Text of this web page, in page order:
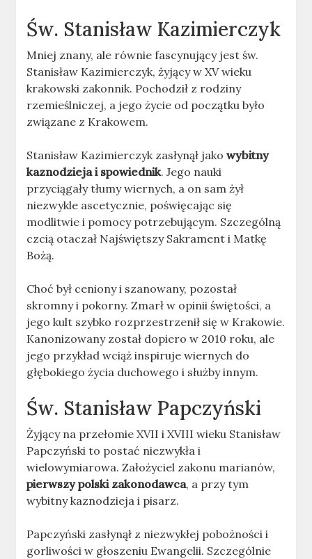
Św. Stanisław Kazimierczyk
Mniej znany, ale równie fascynujący jest św.
Stanisław Kazimierczyk, żyjący w XV wieku
krakowski zakonnik. Pochodził z rodziny
rzemieślniczej, a jego życie od początku było
związane z Krakowem.
Stanisław Kazimierczyk zasłynął jakowybitny
kaznodzieja i spowiednik. Jego nauki
przyciągały tłumy wiernych, a on sam żył
niezwykle ascetycznie, poświęcając się
modlitwie i pomocy potrzebującym. Szczególną
czcią otaczał Najświętszy Sakrament i Matkę
Bożą.
Choć był ceniony i szanowany, pozostał
skromny i pokorny. Zmarł w opinii świętości, a
jego kult szybko rozprzestrzenił się w Krakowie.
Kanonizowany został dopiero w 2010 roku, ale
jego przykład wciąż inspiruje wiernych do
głębokiego życia duchowego i służby innym.
Św. Stanisław Papczyński
Żyjący na przełomie XVII i XVIII wieku Stanisław
Papczyński to postać niezwykła i
wielowymiarowa. Założyciel zakonu marianów,
pierwszy polski zakonodawca, a przy tym
wybitny kaznodzieja i pisarz.
Papczyński zasłynął z niezwykłej pobożności i
gorliwości w głoszeniu Ewangelii. Szczególnie